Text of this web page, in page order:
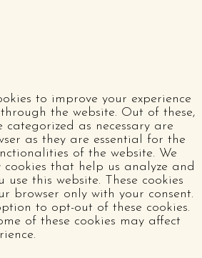
to improve your experience
the website. Out of these,
as necessary are
as they are essential for the
of the website. We
that help us analyze and
use this website. These cookies
browser only with your consent.
to opt-out of these cookies.
of these cookies may affect